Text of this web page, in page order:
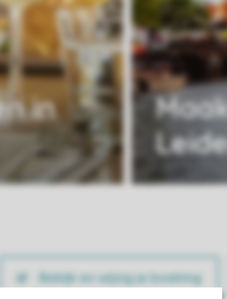
in
Bekijk en wijzig je boeking